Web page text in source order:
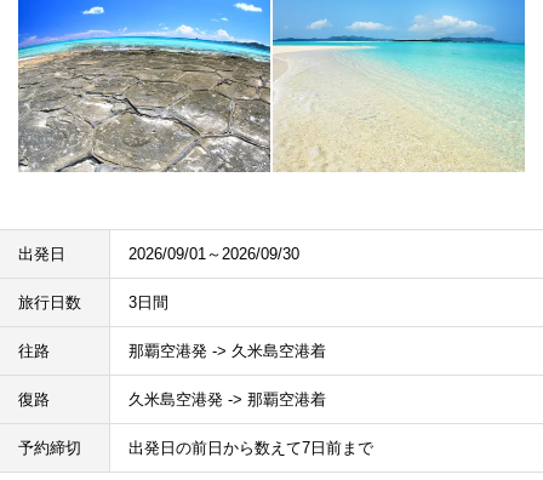
出発日 2026/09/01～2026/09/30
旅行日数 3日間
往路 那覇空港発 -> 久米島空港着
復路 久米島空港発 -> 那覇空港着
予約締切 出発日の前日から数えて7日前まで